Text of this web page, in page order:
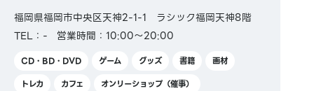
福岡県福岡市中央区天神2-1-1 ラシック福岡天神8階
TEL：-
営業時間：10:00～20:00
CD・BD・DVD ゲーム グッズ 書籍
画材
トレカ
カフェ オンリーショップ（催事）